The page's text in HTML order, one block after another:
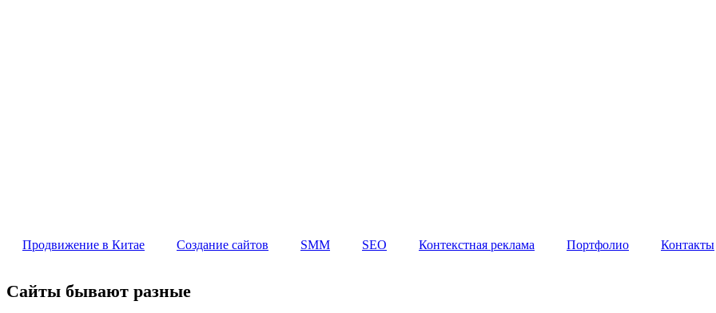
Продвижение в Китае Создание сайтов SMM SEO Контекстная реклама Портфолио Контакты
Создание сайтов в Омске
Сайты бывают разные